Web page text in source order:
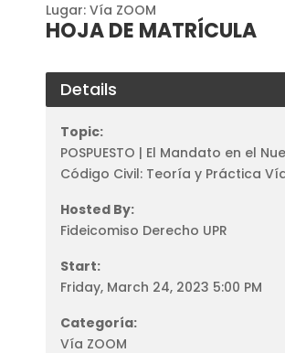
Lugar: Vía ZOOM
HOJA DE MATRÍCULA
Details
Topic:
POSPUESTO | El Mandato en el
Código Civil: Teoría y Práctica
Hosted By:
Fideicomiso Derecho UPR
Start:
Friday, March 24, 2023 5:00 PM
Categoría:
Vía ZOOM